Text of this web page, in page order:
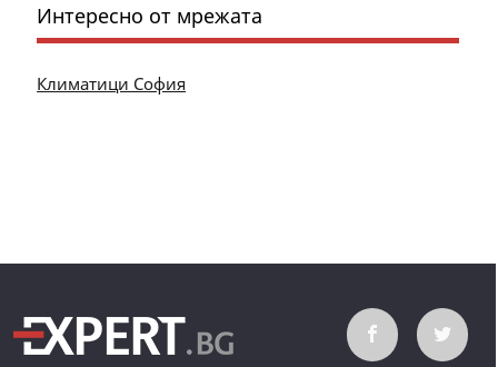
Интересно от мрежата
Климатици София